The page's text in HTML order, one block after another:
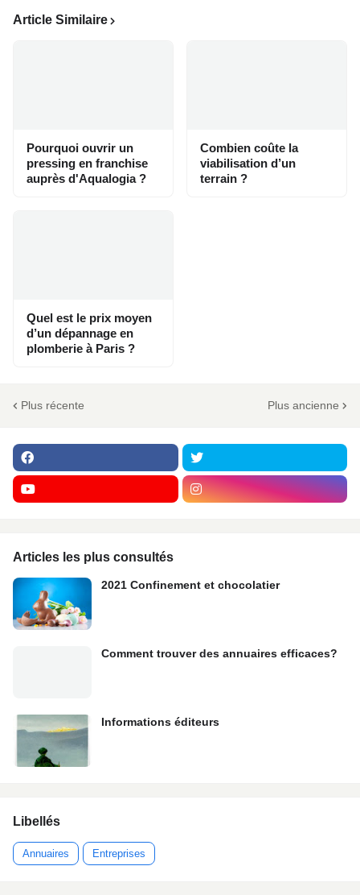
Article Similaire
Pourquoi ouvrir un
pressing en franchise
auprès d'Aqualogia ?
Combien coûte la
viabilisation d’un
terrain ?
Quel est le prix moyen
d’un dépannage en
plomberie à Paris ?
Plus récente Plus ancienne
Articles les plus consultés
2021 Confinement et chocolatier
Comment trouver des annuaires efficaces?
Informations éditeurs
Libellés
Annuaires Entreprises